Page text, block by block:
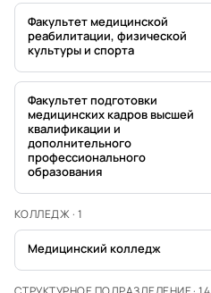
Факультет медицинской
реабилитации, физической
культуры и спорта
Факультет подготовки
медицинских кадров высшей
квалификации и
дополнительного
профессионального
образования
КОЛЛЕДЖ · 1
Медицинский колледж